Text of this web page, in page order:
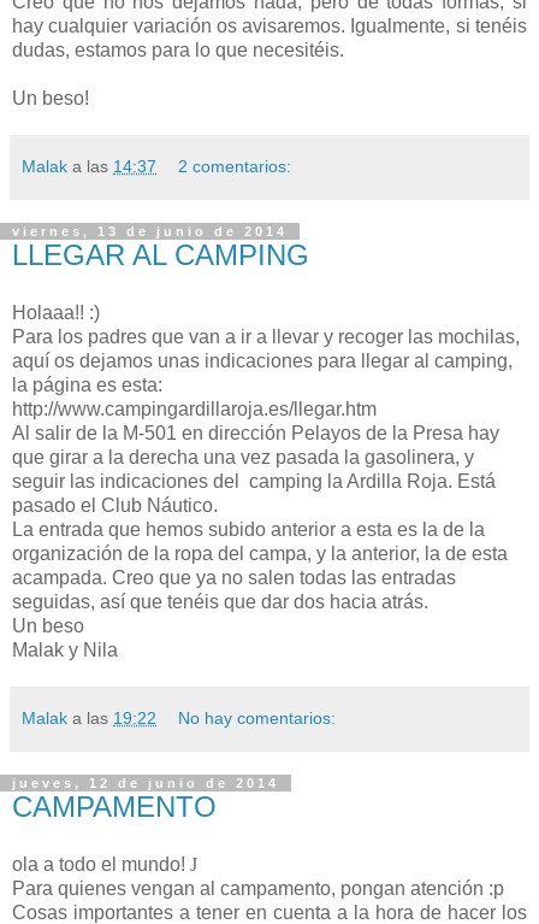
hay cualquier variación os avisaremos. Igualmente, si tenéis
dudas, estamos para lo que necesitéis.
Un beso!
Malak a las 14:37 2 comentarios:
viernes, 13 de junio de 2014
LLEGAR AL CAMPING
Holaaa!! :)
Para los padres que van a ir a llevar y recoger las mochilas,
aquí os dejamos unas indicaciones para llegar al camping,
la página es esta:
http://www.campingardillaroja.es/llegar.htm
Al salir de la M-501 en dirección Pelayos de la Presa hay
que girar a la derecha una vez pasada la gasolinera, y
seguir las indicaciones del camping la Ardilla Roja. Está
pasado el Club Náutico.
La entrada que hemos subido anterior a esta es la de la
organización de la ropa del campa, y la anterior, la de esta
acampada. Creo que ya no salen todas las entradas
seguidas, así que tenéis que dar dos hacia atrás.
Un beso
Malak y Nila
Malak a las 19:22 No hay comentarios:
jueves, 12 de junio de 2014
CAMPAMENTO
ola a todo el mundo! J
Para quienes vengan al campamento, pongan atención :p
Cosas importantes a tener en cuenta a la hora de hacer los